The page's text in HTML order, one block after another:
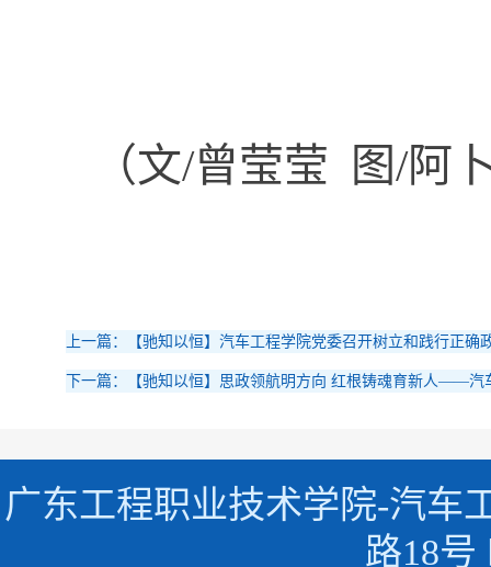
（文/曾莹莹 图/阿
上一篇：【驰知以恒】汽车工程学院党委召开树立和践行正
下一篇：【驰知以恒】思政领航明方向 红根铸魂育新人——汽
广东工程职业技术学院-汽车
路18号